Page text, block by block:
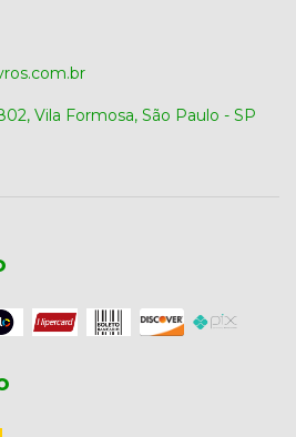
Vila Formosa, São Paulo - SP